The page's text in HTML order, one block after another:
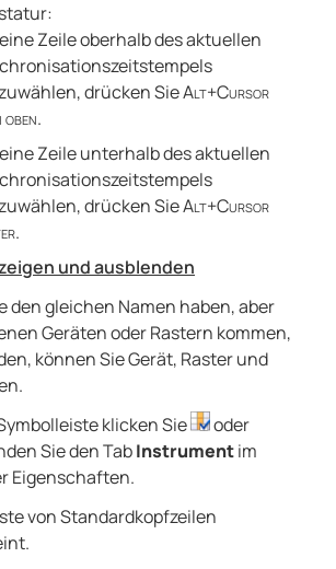
Zeile oberhalb des aktuellen
drücken SieAlt+Cursor
.
Zeile unterhalb des aktuellen
drücken SieAlt+Cursor
.
und ausblenden
den gleichen Namen haben, aber
Geräten oder Rastern kommen,
können Sie Gerät, Raster und
klicken Sie
oder
Sie den TabInstrumentim
Eigenschaften.
von Standardkopfzeilen